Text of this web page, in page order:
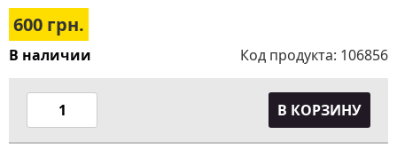
600 грн.
В наличии Код продукта: 106856
В КОРЗИНУ